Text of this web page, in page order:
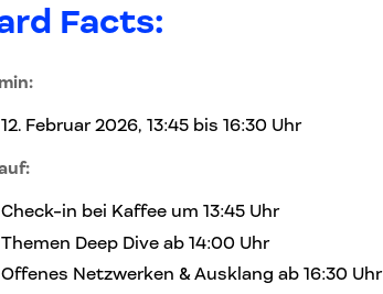
Facts:
12. Februar 2026, 13:45 bis 16:30 Uhr
Check-in bei Kaffee um 13:45 Uhr
Themen Deep Dive ab 14:00 Uhr
Offenes Netzwerken & Ausklang ab 16:30 Uhr